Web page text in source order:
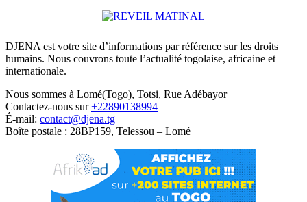
DJENA est votre site d’informations par référence sur les droits
humains. Nous couvrons toute l’actualité togolaise, africaine et
internationale.
Nous sommes à Lomé(Togo), Totsi, Rue Adébayor
Contactez-nous sur+22890138994
É-mail: contact@djena.tg
Boîte postale : 28BP159, Telessou – Lomé